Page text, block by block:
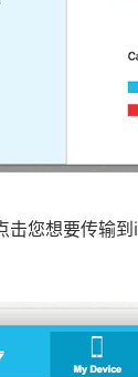
击您想要传输